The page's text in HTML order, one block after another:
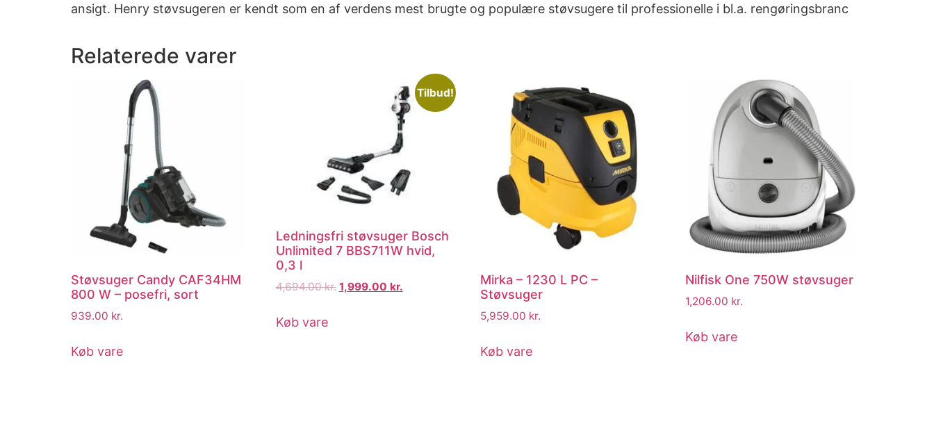
ansigt. Henry støvsugeren er kendt som en af verdens mest brugte og populære støvsugere til professionelle i bl.a. rengøringsbranc
Relaterede varer
Støvsuger Candy CAF34HM
800 W – posefri, sort
939.00 kr.
Køb vare
Tilbud!
Ledningsfri støvsuger Bosch
Unlimited 7 BBS711W hvid,
0,3 l
4,694.00kr. 1,999.00 kr.
Køb vare
Mirka – 1230 L PC –
Støvsuger
5,959.00 kr.
Køb vare
Nilfisk One 750W støvsuger
1,206.00 kr.
Køb vare